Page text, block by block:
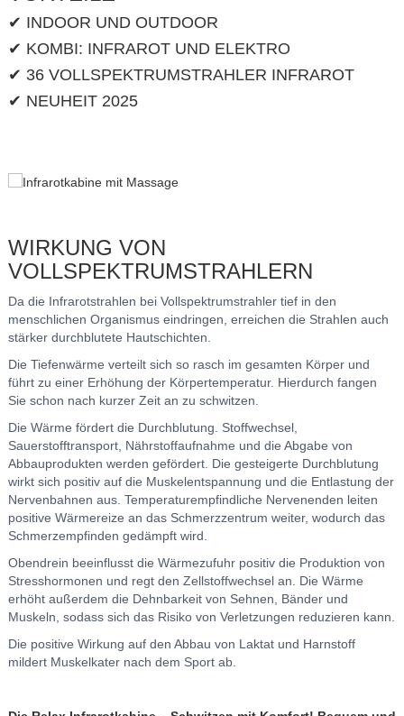
✔ INDOOR UND OUTDOOR
✔ KOMBI: INFRAROT UND ELEKTRO
✔ 36 VOLLSPEKTRUMSTRAHLER INFRAROT
✔ NEUHEIT 2025
WIRKUNG VON
VOLLSPEKTRUMSTRAHLERN
Da die Infrarotstrahlen bei Vollspektrumstrahler tief in den
menschlichen Organismus eindringen, erreichen die Strahlen auch
stärker durchblutete Hautschichten.
Die Tiefenwärme verteilt sich so rasch im gesamten Körper und
führt zu einer Erhöhung der Körpertemperatur. Hierdurch fangen
Sie schon nach kurzer Zeit an zu schwitzen.
Die Wärme fördert die Durchblutung. Stoffwechsel,
Sauerstofftransport, Nährstoffaufnahme und die Abgabe von
Abbauprodukten werden gefördert. Die gesteigerte Durchblutung
wirkt sich positiv auf die Muskelentspannung und die Entlastung der
Nervenbahnen aus. Temperaturempfindliche Nervenenden leiten
positive Wärmereize an das Schmerzzentrum weiter, wodurch das
Schmerzempfinden gedämpft wird.
Obendrein beeinflusst die Wärmezufuhr positiv die Produktion von
Stresshormonen und regt den Zellstoffwechsel an. Die Wärme
erhöht außerdem die Dehnbarkeit von Sehnen, Bänder und
Muskeln, sodass sich das Risiko von Verletzungen reduzieren kann.
Die positive Wirkung auf den Abbau von Laktat und Harnstoff
mildert Muskelkater nach dem Sport ab.